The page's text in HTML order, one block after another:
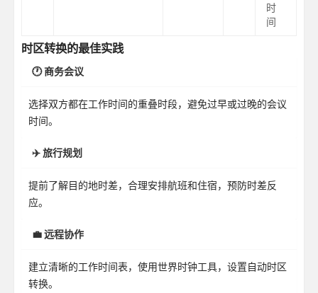
时
间
时区转换的最佳实践
🕐 商务会议
选择双方都在工作时间的重叠时段，避免过早或过晚的会议
时间。
✈️ 旅行规划
提前了解目的地时差，合理安排航班和住宿，预防时差反
应。
💼 远程协作
建立清晰的工作时间表，使用世界时钟工具，设置自动时区
转换。